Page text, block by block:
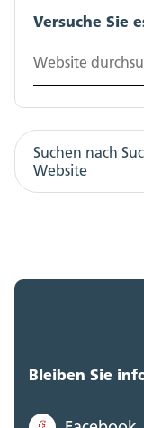
Versuche Sie
Website
Suchen nach
Website
Bleiben Sie